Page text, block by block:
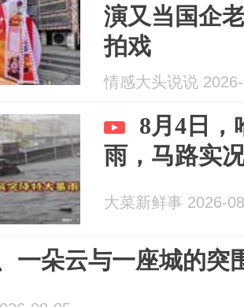
演又当国企
拍戏
情感大头说说
8月4日，
雨，马路实
大菜新鲜事 2026-
一朵云与一座城的突